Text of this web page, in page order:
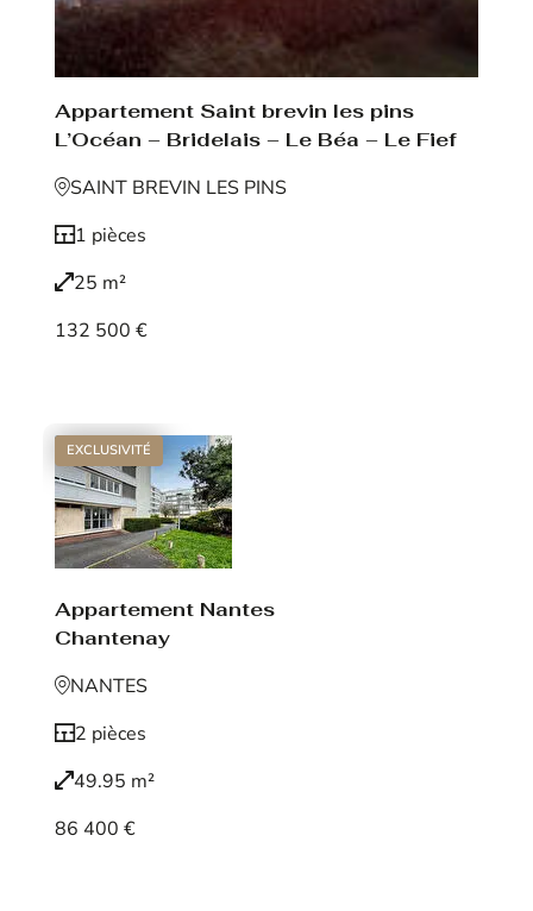
Appartement Saint brevin les pins
L’Océan – Bridelais – Le Béa – Le Fief
SAINT BREVIN LES PINS
1 pièces
25 m²
132 500 €
EXCLUSIVITÉ
Appartement Nantes
Chantenay
NANTES
2 pièces
49.95 m²
86 400 €